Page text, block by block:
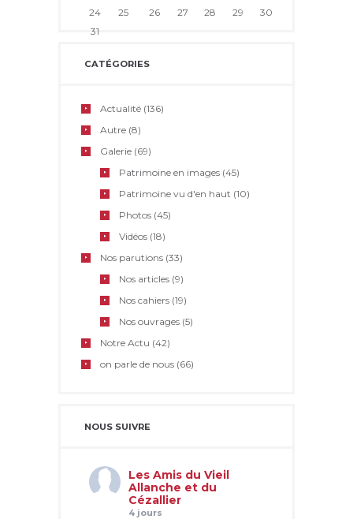
24
25 26 27 28 29
30
31
CATÉGORIES
Actualité (136)
Autre (8)
Galerie (69)
Patrimoine en images (45)
Patrimoine vu d'en haut (10)
Photos (45)
Vidéos (18)
Nos parutions (33)
Nos articles (9)
Nos cahiers (19)
Nos ouvrages (5)
Notre Actu (42)
on parle de nous (66)
NOUS SUIVRE
Les Amis du Vieil
Allanche et du
Cézallier
4 jours